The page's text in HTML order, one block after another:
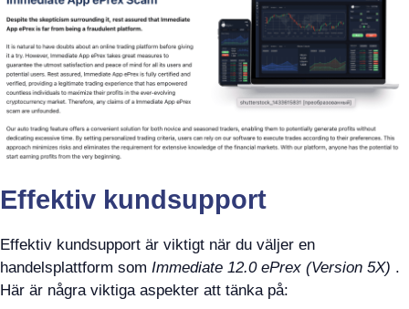
Effektiv kundsupport
Effektiv kundsupport är viktigt när du väljer en
handelsplattform som Immediate 12.0 ePrex (Version 5X) .
Här är några viktiga aspekter att tänka på: